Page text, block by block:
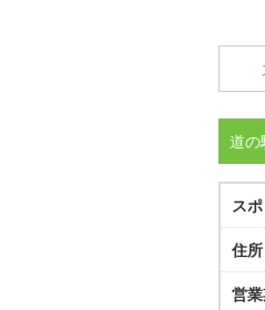
道の
ス
住所
営